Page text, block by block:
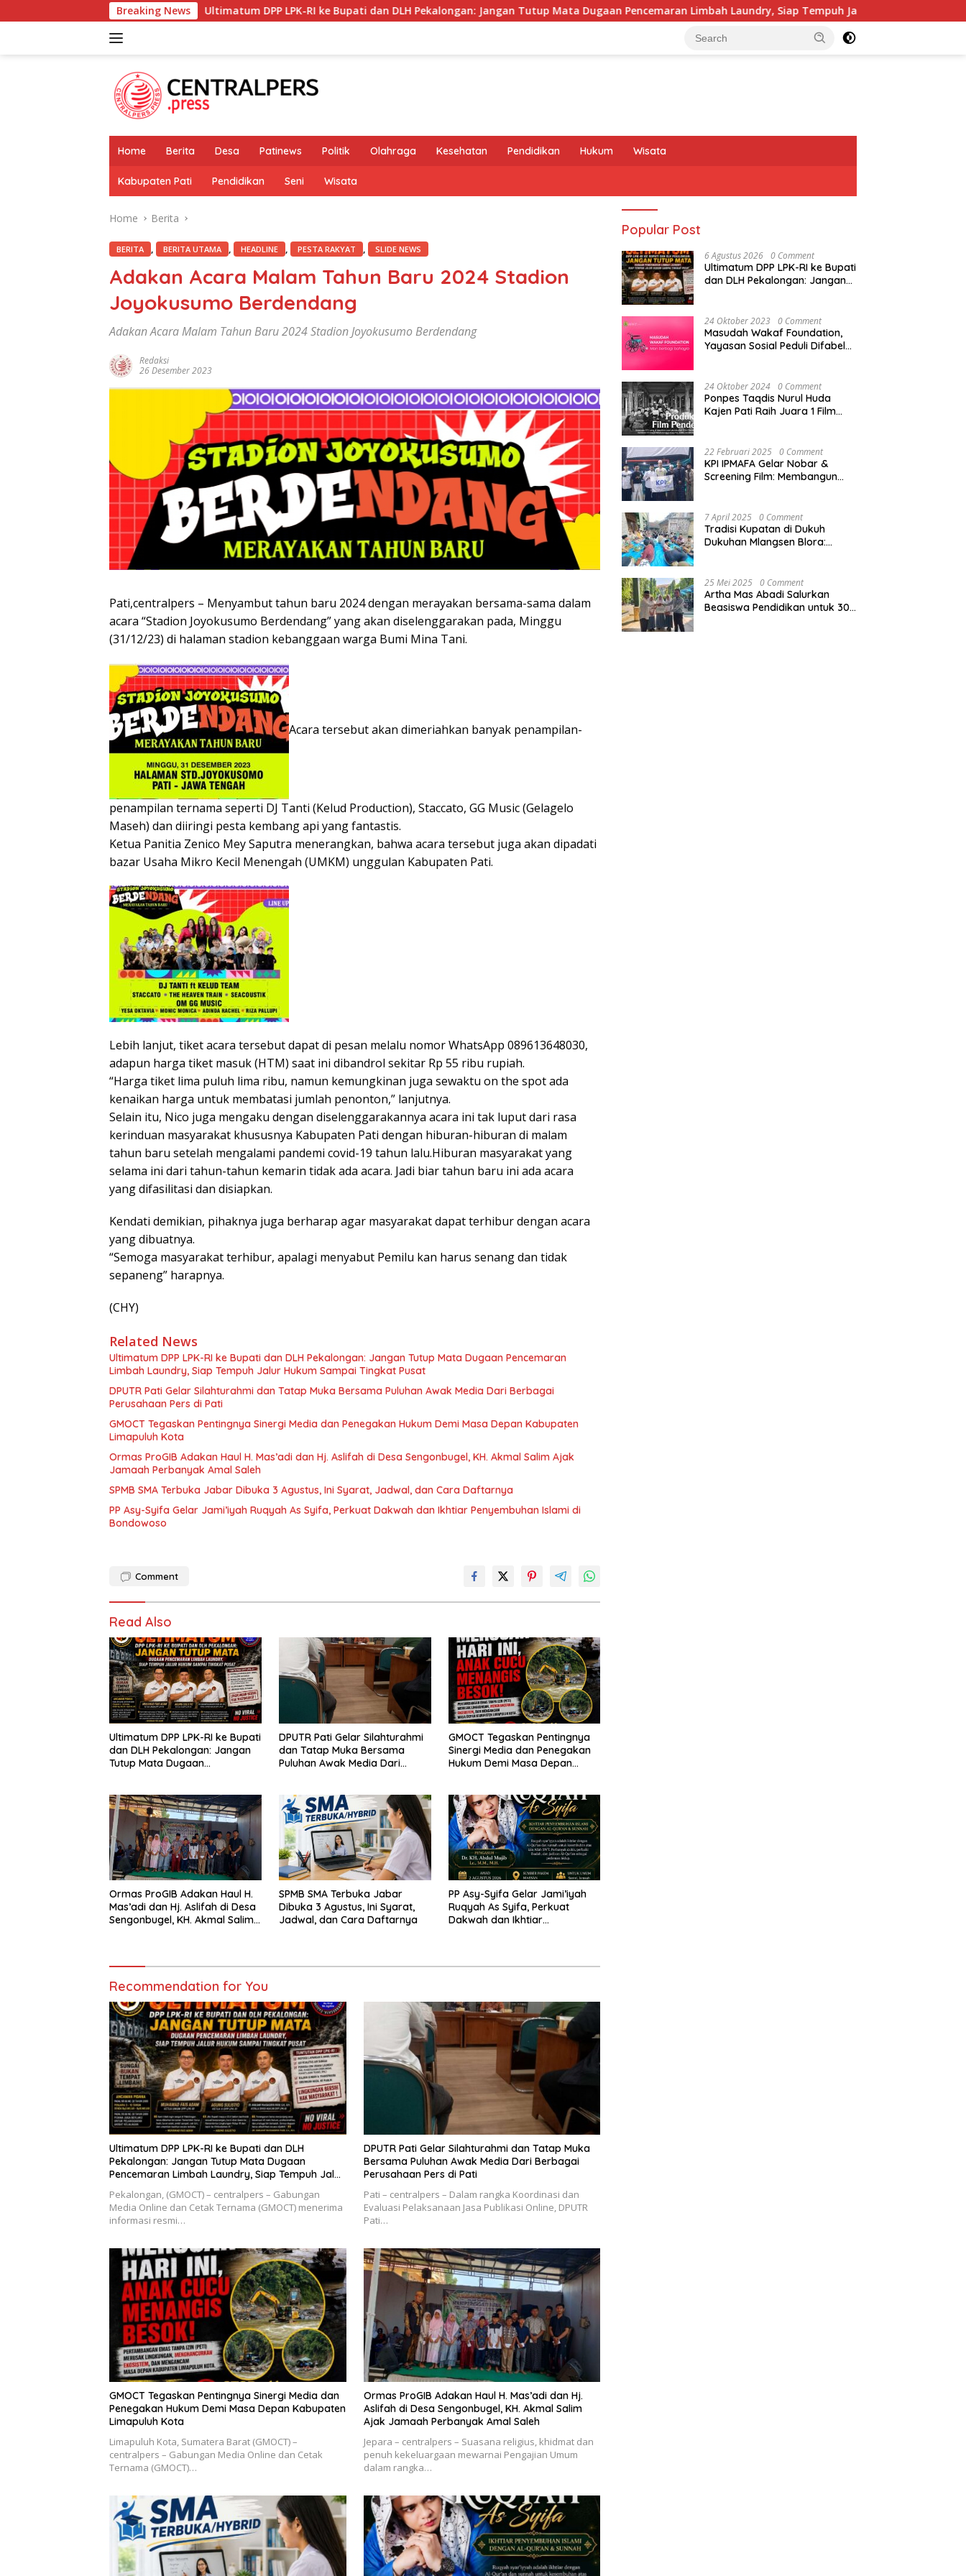
to
Breaking News
Ultimatum DPP LPK-RI ke Bupati dan DLH Pekalongan: Jangan Tutup Mata Dugaan Pencemaran Limbah Laundry, Siap Tempuh Jalur Hukum Sampai Tingkat Pusat
Home Berita Desa Patinews Politik Olahraga Kesehatan Pendidikan Hukum Wisata
Kabupaten Pati Pendidikan Seni Wisata
Home Berita
BERITA , BERITA UTAMA , HEADLINE , PESTA RAKYAT , SLIDE NEWS
Adakan Acara Malam Tahun Baru 2024 Stadion
Joyokusumo Berdendang
Adakan Acara Malam Tahun Baru 2024 Stadion Joyokusumo Berdendang
Redaksi
26 Desember 2023
Pati,centralpers – Menyambut tahun baru 2024 dengan merayakan bersama-sama dalam
acara “Stadion Joyokusumo Berdendang” yang akan diselenggarakan pada, Minggu
(31/12/23) di halaman stadion kebanggaan warga Bumi Mina Tani.
Acara tersebut akan dimeriahkan banyak penampilan-
penampilan ternama seperti DJ Tanti (Kelud Production), Staccato, GG Music (Gelagelo
Maseh) dan diiringi pesta kembang api yang fantastis.
Ketua Panitia Zenico Mey Saputra menerangkan, bahwa acara tersebut juga akan dipadati
bazar Usaha Mikro Kecil Menengah (UMKM) unggulan Kabupaten Pati.
Lebih lanjut, tiket acara tersebut dapat di pesan melalu nomor WhatsApp 089613648030,
adapun harga tiket masuk (HTM) saat ini dibandrol sekitar Rp 55 ribu rupiah.
“Harga tiket lima puluh lima ribu, namun kemungkinan juga sewaktu on the spot ada
kenaikan harga untuk membatasi jumlah penonton,” lanjutnya.
Selain itu, Nico juga mengaku dengan diselenggarakannya acara ini tak luput dari rasa
kerinduan masyarakat khususnya Kabupaten Pati dengan hiburan-hiburan di malam
tahun baru setelah mengalami pandemi covid-19 tahun lalu.Hiburan masyarakat yang
selama ini dari tahun-tahun kemarin tidak ada acara. Jadi biar tahun baru ini ada acara
yang difasilitasi dan disiapkan.
Kendati demikian, pihaknya juga berharap agar masyarakat dapat terhibur dengan acara
yang dibuatnya.
“Semoga masyarakat terhibur, apalagi menyabut Pemilu kan harus senang dan tidak
sepaneng” harapnya.
(CHY)
Related News
Ultimatum DPP LPK-RI ke Bupati dan DLH Pekalongan: Jangan Tutup Mata Dugaan Pencemaran
Limbah Laundry, Siap Tempuh Jalur Hukum Sampai Tingkat Pusat
DPUTR Pati Gelar Silahturahmi dan Tatap Muka Bersama Puluhan Awak Media Dari Berbagai
Perusahaan Pers di Pati
GMOCT Tegaskan Pentingnya Sinergi Media dan Penegakan Hukum Demi Masa Depan Kabupaten
Limapuluh Kota
Ormas ProGIB Adakan Haul H. Mas’adi dan Hj. Aslifah di Desa Sengonbugel, KH. Akmal Salim Ajak
Jamaah Perbanyak Amal Saleh
SPMB SMA Terbuka Jabar Dibuka 3 Agustus, Ini Syarat, Jadwal, dan Cara Daftarnya
PP Asy-Syifa Gelar Jami’iyah Ruqyah As Syifa, Perkuat Dakwah dan Ikhtiar Penyembuhan Islami di
Bondowoso
Comment
Read Also
Ultimatum DPP LPK-RI ke Bupati
dan DLH Pekalongan: Jangan
Tutup Mata Dugaan
Sampai Tingkat Pusat
DPUTR Pati Gelar Silahturahmi
dan Tatap Muka Bersama
Puluhan Awak Media Dari
GMOCT Tegaskan Pentingnya
Sinergi Media dan Penegakan
Hukum Demi Masa Depan
Ormas ProGIB Adakan Haul H.
Mas’adi dan Hj. Aslifah di Desa
Sengonbugel, KH. Akmal Salim
SPMB SMA Terbuka Jabar
Dibuka 3 Agustus, Ini Syarat,
Jadwal, dan Cara Daftarnya
PP Asy-Syifa Gelar Jami’iyah
Ruqyah As Syifa, Perkuat
Dakwah dan Ikhtiar
Recommendation for You
Ultimatum DPP LPK-RI ke Bupati dan DLH
Pekalongan: Jangan Tutup Mata Dugaan
Pencemaran Limbah Laundry, Siap Tempuh Jalur
Pekalongan, (GMOCT) – centralpers – Gabungan
Media Online dan Cetak Ternama (GMOCT) menerima
informasi resmi…
DPUTR Pati Gelar Silahturahmi dan Tatap Muka
Bersama Puluhan Awak Media Dari Berbagai
Perusahaan Pers di Pati
Pati – centralpers – Dalam rangka Koordinasi dan
Evaluasi Pelaksanaan Jasa Publikasi Online, DPUTR
Pati…
GMOCT Tegaskan Pentingnya Sinergi Media dan
Penegakan Hukum Demi Masa Depan Kabupaten
Limapuluh Kota
Limapuluh Kota, Sumatera Barat (GMOCT) –
centralpers – Gabungan Media Online dan Cetak
Ternama (GMOCT)…
Ormas ProGIB Adakan Haul H. Mas’adi dan Hj.
Aslifah di Desa Sengonbugel, KH. Akmal Salim
Ajak Jamaah Perbanyak Amal Saleh
Jepara – centralpers – Suasana religius, khidmat dan
penuh kekeluargaan mewarnai Pengajian Umum
dalam rangka…
Popular Post
6 Agustus 2026 0 Comment
Ultimatum DPP LPK-RI ke Bupati
dan DLH Pekalongan: Jangan
Siap Tempuh Jalur Hukum
Sampai Tingkat Pusat
24 Oktober 2023 0 Comment
Masudah Wakaf Foundation,
Yayasan Sosial Peduli Difabel
24 Oktober 2024 0 Comment
Ponpes Taqdis Nurul Huda
Kajen Pati Raih Juara 1 Film
22 Februari 2025 0 Comment
KPI IPMAFA Gelar Nobar &
Screening Film: Membangun
7 April 2025 0 Comment
Tradisi Kupatan di Dukuh
Dukuhan Mlangsen Blora:
25 Mei 2025 0 Comment
Artha Mas Abadi Salurkan
Beasiswa Pendidikan untuk 300